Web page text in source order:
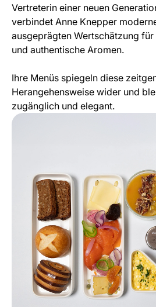
Vertreterin einer neuen
verbindet Anne Knepper
ausgeprägten Wertschätzung
und authentische Aromen.
Ihre Menüs spiegeln diese
Herangehensweise wider und
zugänglich und elegant.